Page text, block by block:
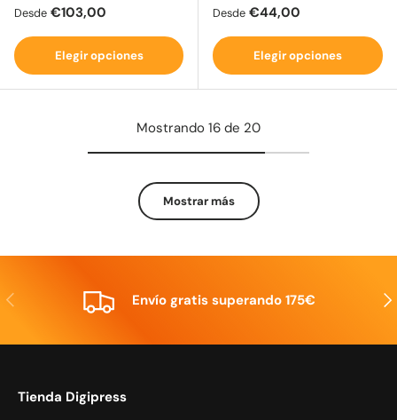
Precio normal
Desde €103,00
Elegir opciones
Precio normal
Desde €44,00
Elegir opciones
Mostrando 16 de 20
Mostrar más
Anterior Envío gratis superando 175€
Tienda Digipress